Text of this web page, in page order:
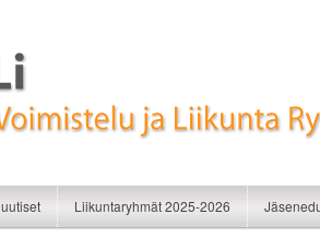
Voimistelu ja
Liikuntaryhmät 2025-2026